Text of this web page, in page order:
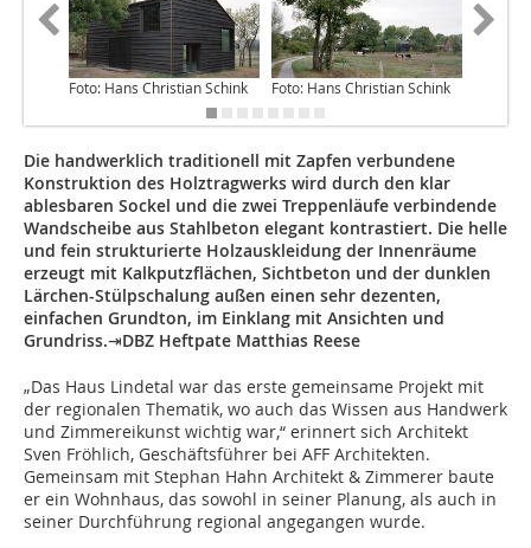
Foto: Hans Christian Schink Foto: Hans Christian Schink
Die handwerklich traditionell mit Zapfen verbundene
Konstruktion des Holztragwerks wird durch den klar
ablesbaren Sockel und die zwei Treppenläufe verbindende
Wandscheibe aus Stahlbeton elegant kontrastiert. Die helle
und fein strukturierte Holzauskleidung der Innenräume
erzeugt mit Kalkputzflächen, Sichtbeton und der dunklen
Lärchen-Stülpschalung außen einen sehr dezenten,
einfachen Grundton, im Einklang mit Ansichten und
Grundriss.⇥DBZ Heftpate Matthias Reese
„Das Haus Lindetal war das erste gemeinsame Projekt mit
der regionalen Thematik, wo auch das Wissen aus Handwerk
und Zimmereikunst wichtig war,“ erinnert sich Architekt
Sven Fröhlich, Geschäftsführer bei AFF Architekten.
Gemeinsam mit Stephan Hahn Architekt & Zimmerer baute
er ein Wohnhaus, das sowohl in seiner Planung, als auch in
seiner Durchführung regional angegangen wurde.